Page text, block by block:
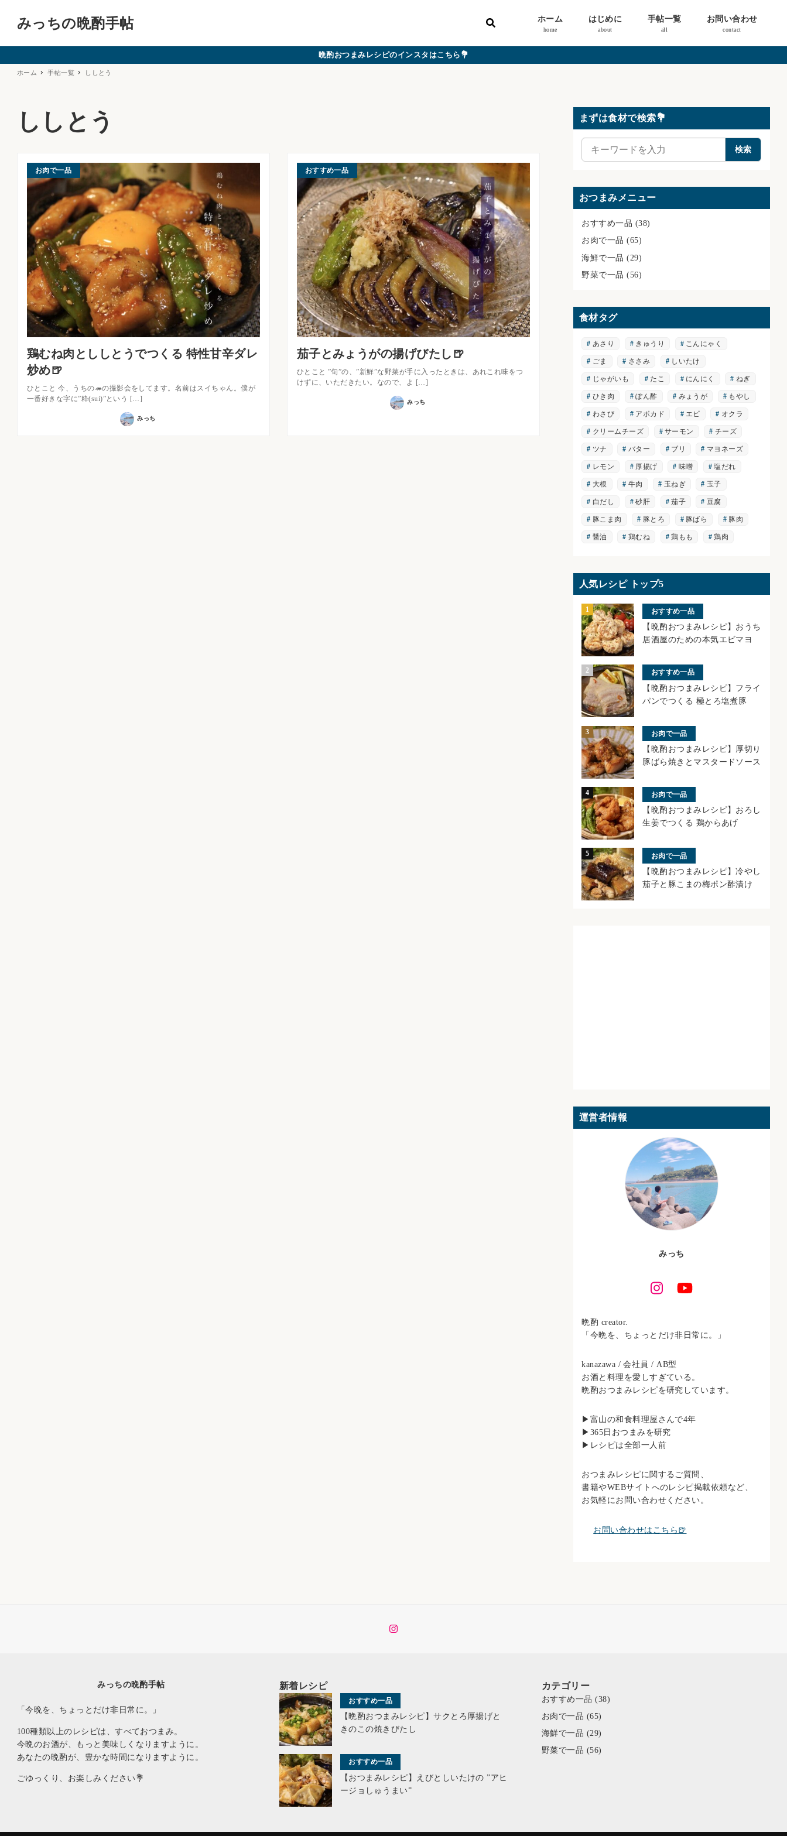
みっちの晩酌手帖 ホーム
home
はじめに
about
手帖一覧
all
お問い合わせ
contact
晩酌おつまみレシピのインスタはこちら💐
ホーム 手帖一覧 ししとう
ししとう
お肉で一品
鶏むね肉とししとうでつくる 特性甘辛ダレ
炒め🍺
ひとこと 今、うちの🦔の撮影会をしてます。名前はスイちゃん。僕が
一番好きな字に”粋(sui)”という […]
みっち
おすすめ一品
茄子とみょうがの揚げびたし🍺
ひとこと ”旬”の、”新鮮”な野菜が手に入ったときは、あれこれ味をつ
けずに、いただきたい。なので、よ […]
みっち
まずは食材で検索💐
検索
おつまみメニュー
おすすめ一品 (38)
お肉で一品 (65)
海鮮で一品 (29)
野菜で一品 (56)
食材タグ
あさり きゅうり こんにゃく
ごま ささみ しいたけ
じゃがいも たこ にんにく ねぎ
ひき肉 ぽん酢 みょうが もやし
わさび アボカド エビ オクラ
クリームチーズ サーモン チーズ
ツナ バター ブリ マヨネーズ
レモン 厚揚げ 味噌 塩だれ
大根 牛肉 玉ねぎ 玉子
白だし 砂肝 茄子 豆腐
豚こま肉 豚とろ 豚ばら 豚肉
醤油 鶏むね 鶏もも 鶏肉
人気レシピ トップ5
おすすめ一品
【晩酌おつまみレシピ】おうち
居酒屋のための本気エビマヨ
おすすめ一品
【晩酌おつまみレシピ】フライ
パンでつくる 極とろ塩煮豚
お肉で一品
【晩酌おつまみレシピ】厚切り
豚ばら焼きとマスタードソース
お肉で一品
【晩酌おつまみレシピ】おろし
生姜でつくる 鶏からあげ
お肉で一品
【晩酌おつまみレシピ】冷やし
茄子と豚こまの梅ポン酢漬け
運営者情報
みっち
晩酌 creator.
「今晩を、ちょっとだけ非日常に。」
kanazawa / 会社員 / AB型
お酒と料理を愛しすぎている。
晩酌おつまみレシピを研究しています。
▶︎富山の和食料理屋さんで4年
▶︎365日おつまみを研究
▶︎レシピは全部一人前
おつまみレシピに関するご質問、
書籍やWEBサイトへのレシピ掲載依頼など、
お気軽にお問い合わせください。
お問い合わせはこちら🍺
イ
みっちの晩酌手帖
「今晩を、ちょっとだけ非日常に。」
100種類以上のレシピは、すべておつまみ。
今晩のお酒が、もっと美味しくなりますように。
あなたの晩酌が、豊かな時間になりますように。
ごゆっくり、お楽しみください💐
新着レシピ
おすすめ一品
【晩酌おつまみレシピ】サクとろ厚揚げと
きのこの焼きびたし
おすすめ一品
【おつまみレシピ】えびとしいたけの ”アヒ
ージョしゅうまい”
カテゴリー
おすすめ一品 (38)
お肉で一品 (65)
海鮮で一品 (29)
野菜で一品 (56)